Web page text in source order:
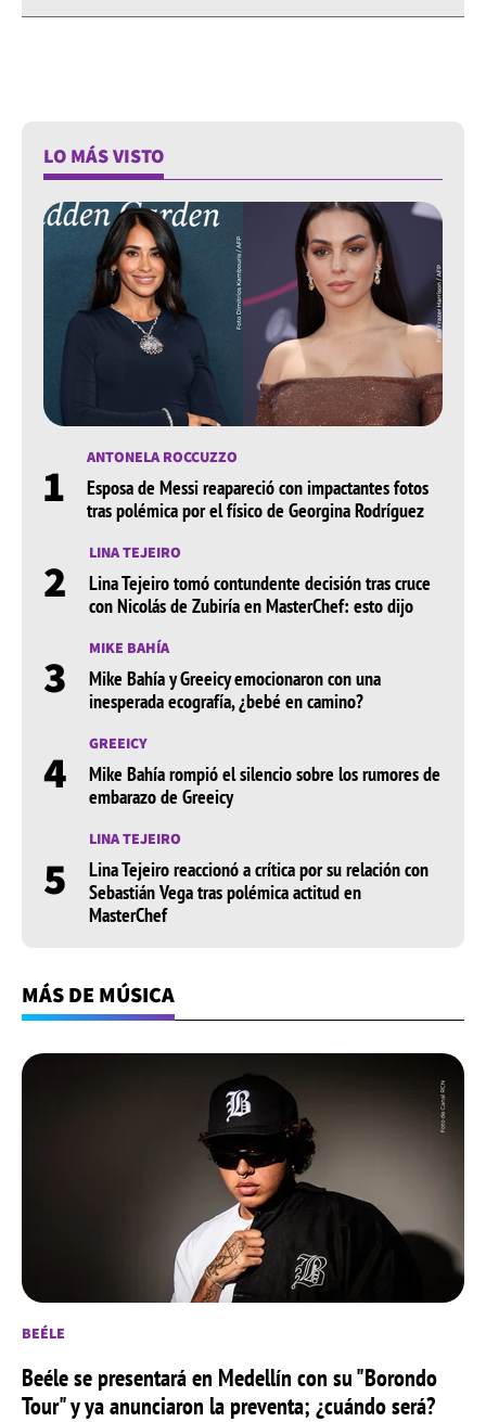
LO MÁS VISTO
1 ANTONELA ROCCUZZO
Esposa de Messi reapareció con impactantes fotos
tras polémica por el físico de Georgina Rodríguez
2 LINA TEJEIRO
Lina Tejeiro tomó contundente decisión tras cruce
con Nicolás de Zubiría en MasterChef: esto dijo
3 MIKE BAHÍA
Mike Bahía y Greeicy emocionaron con una
inesperada ecografía, ¿bebé en camino?
4 GREEICY
Mike Bahía rompió el silencio sobre los rumores de
embarazo de Greeicy
5
LINA TEJEIRO
Lina Tejeiro reaccionó a crítica por su relación con
Sebastián Vega tras polémica actitud en
MasterChef
MÁS DE MÚSICA
BEÉLE
Beéle se presentará en Medellín con su "Borondo
Tour" y ya anunciaron la preventa; ¿cuándo será?